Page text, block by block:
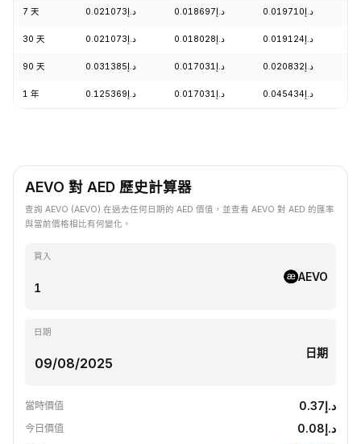
7 天 د.إ0.021073 د.إ0.018697 د.إ0.019710
30 天 د.إ0.021073 د.إ0.018028 د.إ0.019124
90 天 د.إ0.031385 د.إ0.017031 د.إ0.020832
1 年 د.إ0.125369 د.إ0.017031 د.إ0.045434
AEVO 對 AED 歷史計算器
查詢 AEVO (AEVO) 在過去任何日期的 AED 價值，並查看 AEVO 對 AED 的匯率
與當前價格相比有何變化。
買入
AEVO
日期
日期
當時價值 د.إ0.37
今日價值 د.إ0.08